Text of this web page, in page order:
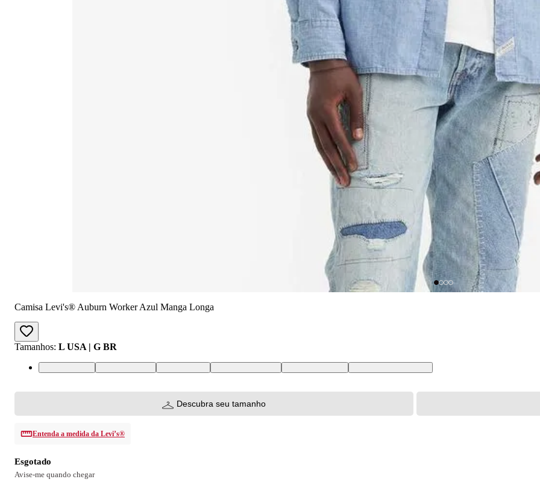
Camisa Levi's® Auburn Worker Azul Manga Longa
Tamanhos: L USA | G BR
L USA | G BRM USA | M BRS USA | P BRXL USA | GG BRXS USA | PP BRXXL USA | EGG BR
Descubra seu tamanho
Entenda a medida da Levi’s®
Esgotado
Avise-me quando chegar